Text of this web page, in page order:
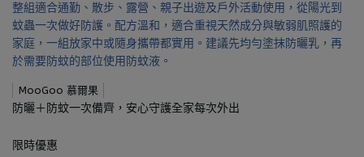
整組適合通勤、散步、露營、親子出遊及戶外活動使用，從陽光到
蚊蟲一次做好防護。配方溫和，適合重視天然成分與敏弱肌照護的
家庭，一組放家中或隨身攜帶都實用。建議先均勻塗抹防曬乳，再
於需要防蚊的部位使用防蚊液。
MooGoo 慕爾果
防曬＋防蚊一次備齊，安心守護全家每次外出
限時優惠